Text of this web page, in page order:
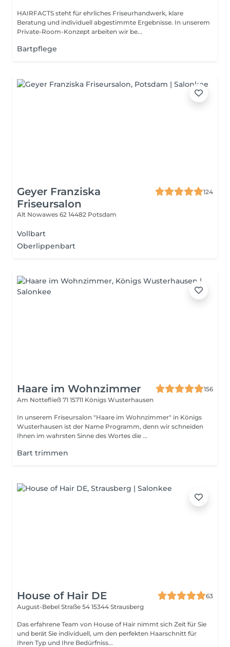
HAIRFACTS steht für ehrliches Friseurhandwerk, klare
Beratung und individuell abgestimmte Ergebnisse. In unserem
Private-Room-Konzept arbeiten wir be...
Bartpflege
Geyer Franziska
Friseursalon
124
Alt Nowawes 62 14482 Potsdam
Vollbart
Oberlippenbart
Haare im Wohnzimmer
156
Am Nottefließ 71 15711 Königs Wusterhausen
In unserem Friseursalon "Haare im Wohnzimmer" in Königs
Wusterhausen ist der Name Programm, denn wir schneiden
Ihnen im wahrsten Sinne des Wortes die ...
Bart trimmen
House of Hair DE
63
August-Bebel Straße 54 15344 Strausberg
Das erfahrene Team von House of Hair nimmt sich Zeit für Sie
und berät Sie individuell, um den perfekten Haarschnitt für
Ihren Typ und Ihre Bedürfniss...